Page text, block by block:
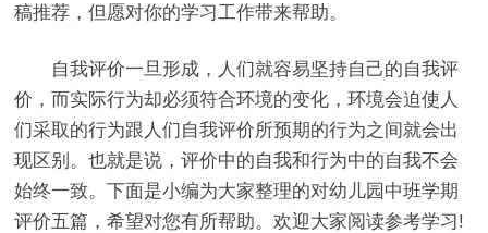
稿推荐，但愿对你的学习工作带来帮助。
自我评价一旦形成，人们就容易坚持自己的自我评
价，而实际行为却必须符合环境的变化，环境会迫使人
们采取的行为跟人们自我评价所预期的行为之间就会出
现区别。也就是说，评价中的自我和行为中的自我不会
始终一致。下面是小编为大家整理的对幼儿园中班学期
评价五篇，希望对您有所帮助。欢迎大家阅读参考学习!